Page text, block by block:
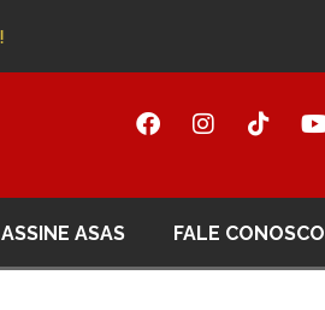
ASSINE ASAS FALE CONOSCO